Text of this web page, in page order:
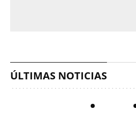
ÚLTIMAS NOTICIAS